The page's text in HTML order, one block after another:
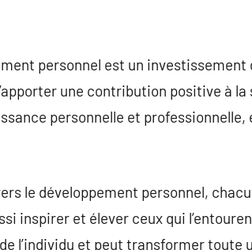
personnel est un
une contribution positive à
personnelle et
le développement personnel,
inspirer et élever ceux qui
l’individu et peut transformer toute